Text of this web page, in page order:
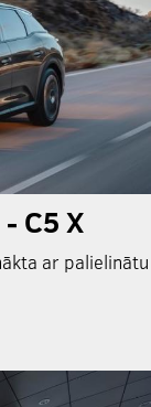
C5 X
ar palielinātu